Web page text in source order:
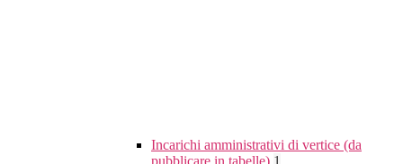
Incarichi amministrativi di vertice (da